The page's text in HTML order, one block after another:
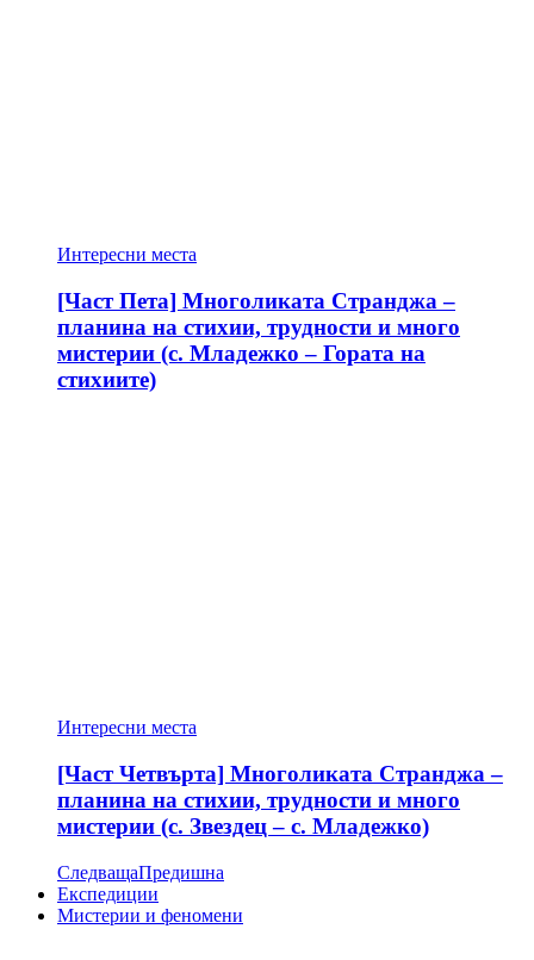
Интересни места
[Част Пета] Многоликата Странджа –
планина на стихии, трудности и много
мистерии (с. Младежко – Гората на
стихиите)
Интересни места
[Част Четвърта] Многоликата Странджа –
планина на стихии, трудности и много
мистерии (с. Звездец – с. Младежко)
СледващаПредишна
Експедиции
Мистерии и феномени